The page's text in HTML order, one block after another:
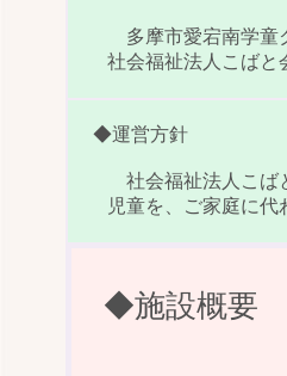
多摩市愛宕南学童ク
社会福祉法人こばと
◆運営方針
社会福祉法人こばと
児童を、ご家庭に代
◆施設概要